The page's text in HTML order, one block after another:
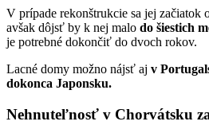
V prípade rekonštrukcie sa jej začiatok
avšak dôjsť by k nej malo do šiestich
je potrebné dokončiť do dvoch rokov.
Lacné domy možno nájsť aj v
dokonca Japonsku.
Nehnuteľnosť v Chorvátsku